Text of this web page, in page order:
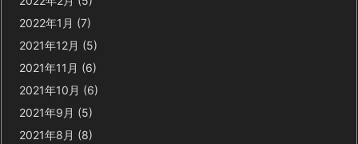
2022年1月 (7)
2021年12月 (5)
2021年11月 (6)
2021年10月 (6)
2021年9月 (5)
2021年8月 (8)